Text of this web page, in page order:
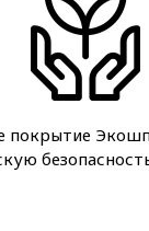
покрытие